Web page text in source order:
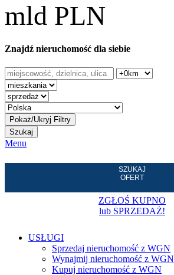
mld PLN
Znajdź nieruchomość dla siebie
Szukaj
Menu
SZUKAJ
OFERT
ZGŁOŚ KUPNO
lub SPRZEDAŻ!
USŁUGI
Sprzedaj nieruchomość z WGN
Wynajmij nieruchomość z WGN
Kupuj nieruchomość z WGN